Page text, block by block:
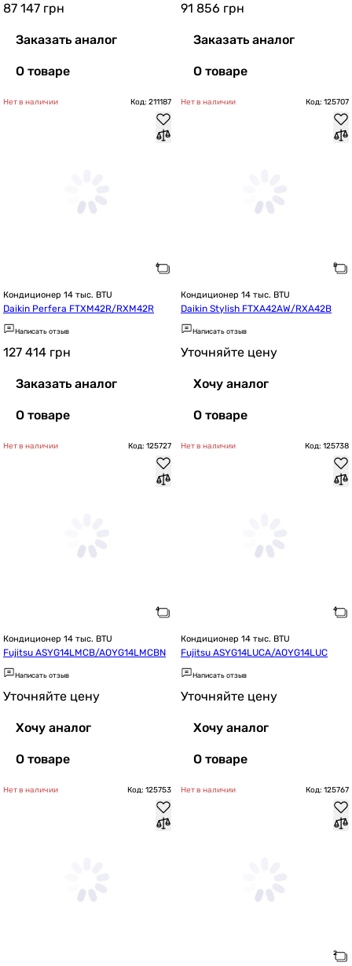
87 147 грн
Заказать аналог
О товаре
91 856 грн
Заказать аналог
О товаре
Нет в наличии Код: 211187
Кондиционер 14 тыс. BTU
Daikin Perfera FTXM42R/RXM42R
Написать отзыв
127 414 грн
Заказать аналог
О товаре
Нет в наличии Код: 125707
Кондиционер 14 тыс. BTU
Daikin Stylish FTXA42AW/RXA42B
Написать отзыв
Уточняйте цену
Хочу аналог
О товаре
Нет в наличии Код: 125727
Кондиционер 14 тыс. BTU
Fujitsu ASYG14LMCB/AOYG14LMCBN
Написать отзыв
Уточняйте цену
Хочу аналог
О товаре
Нет в наличии Код: 125738
Кондиционер 14 тыс. BTU
Fujitsu ASYG14LUCA/AOYG14LUC
Написать отзыв
Уточняйте цену
Хочу аналог
О товаре
Нет в наличии Код: 125753 Нет в наличии Код: 125767